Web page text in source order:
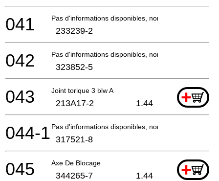
Pas d'informations disponibles, non commandable
041 233239-2
Pas d'informations disponibles, non commandable
042 323852-5
Joint torique 3 blw A +
043 213A17-2 1.44
Pas d'informations disponibles, non commandable
044-1 317521-8
Axe De Blocage +
045 344265-7 1.44